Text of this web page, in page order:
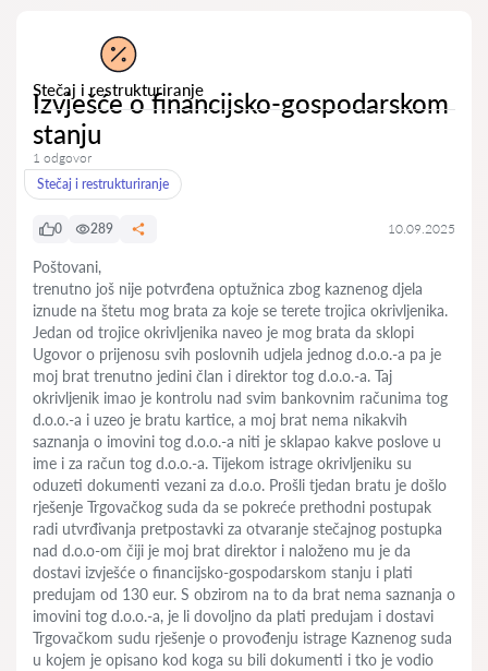
Stečaj i restrukturiranje
Izvješće o financijsko-gospodarskom
stanju
1 odgovor
Stečaj i restrukturiranje
0 289 10.09.2025
Poštovani,
trenutno još nije potvrđena optužnica zbog kaznenog djela
iznude na štetu mog brata za koje se terete trojica okrivljenika.
Jedan od trojice okrivljenika naveo je mog brata da sklopi
Ugovor o prijenosu svih poslovnih udjela jednog d.o.o.-a pa je
moj brat trenutno jedini član i direktor tog d.o.o.-a. Taj
okrivljenik imao je kontrolu nad svim bankovnim računima tog
d.o.o.-a i uzeo je bratu kartice, a moj brat nema nikakvih
saznanja o imovini tog d.o.o.-a niti je sklapao kakve poslove u
ime i za račun tog d.o.o.-a. Tijekom istrage okrivljeniku su
oduzeti dokumenti vezani za d.o.o. Prošli tjedan bratu je došlo
rješenje Trgovačkog suda da se pokreće prethodni postupak
radi utvrđivanja pretpostavki za otvaranje stečajnog postupka
nad d.o.o-om čiji je moj brat direktor i naloženo mu je da
dostavi izvješće o financijsko-gospodarskom stanju i plati
predujam od 130 eur. S obzirom na to da brat nema saznanja o
imovini tog d.o.o.-a, je li dovoljno da plati predujam i dostavi
Trgovačkom sudu rješenje o provođenju istrage Kaznenog suda
u kojem je opisano kod koga su bili dokumenti i tko je vodio